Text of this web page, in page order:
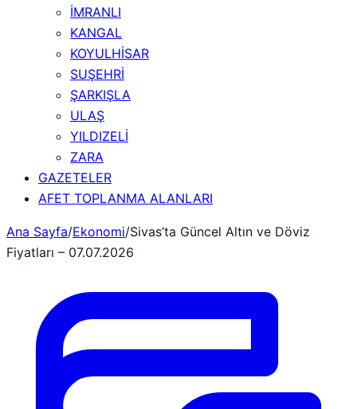
İMRANLI
KANGAL
KOYULHİSAR
SUŞEHRİ
ŞARKIŞLA
ULAŞ
YILDIZELİ
ZARA
GAZETELER
AFET TOPLANMA ALANLARI
Ana Sayfa/Ekonomi/Sivas’ta Güncel Altın ve Döviz
Fiyatları – 07.07.2026